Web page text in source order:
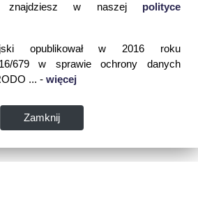
znajdziesz w naszej polityce
opublikował w 2016 roku
679 w sprawie ochrony danych
... - więcej
Zamknij